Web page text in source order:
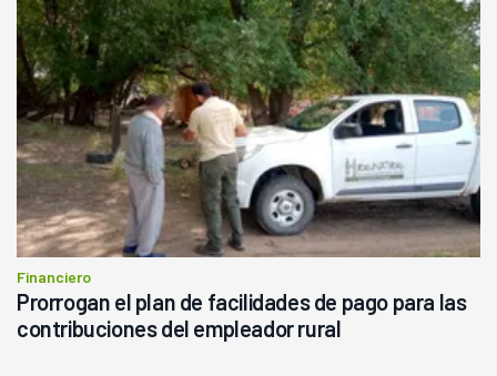
Financiero
Prorrogan el plan de facilidades de pago para las
contribuciones del empleador rural